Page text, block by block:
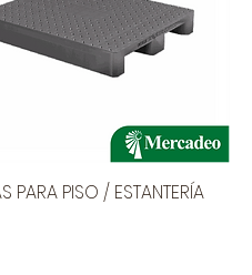
PARA PISO / ESTANTERÍA